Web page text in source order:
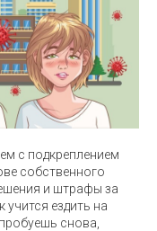
с подкреплением
собственного
и штрафы за
ездить на
снова,